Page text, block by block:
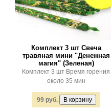
Комплект 3 шт Свеча
травяная мини "Денежная
магия" (Зеленая)
Комплект 3 шт Время горения
около 35 мин
99 руб.